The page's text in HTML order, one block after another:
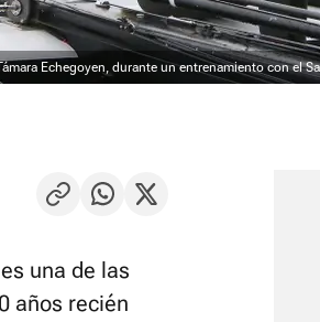
Echegoyen, durante un entrenamiento con el
una de las
años recién